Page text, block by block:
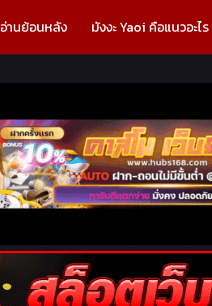
อ่านย้อนหลัง มังงะ Yaoi คือแนวอะไร